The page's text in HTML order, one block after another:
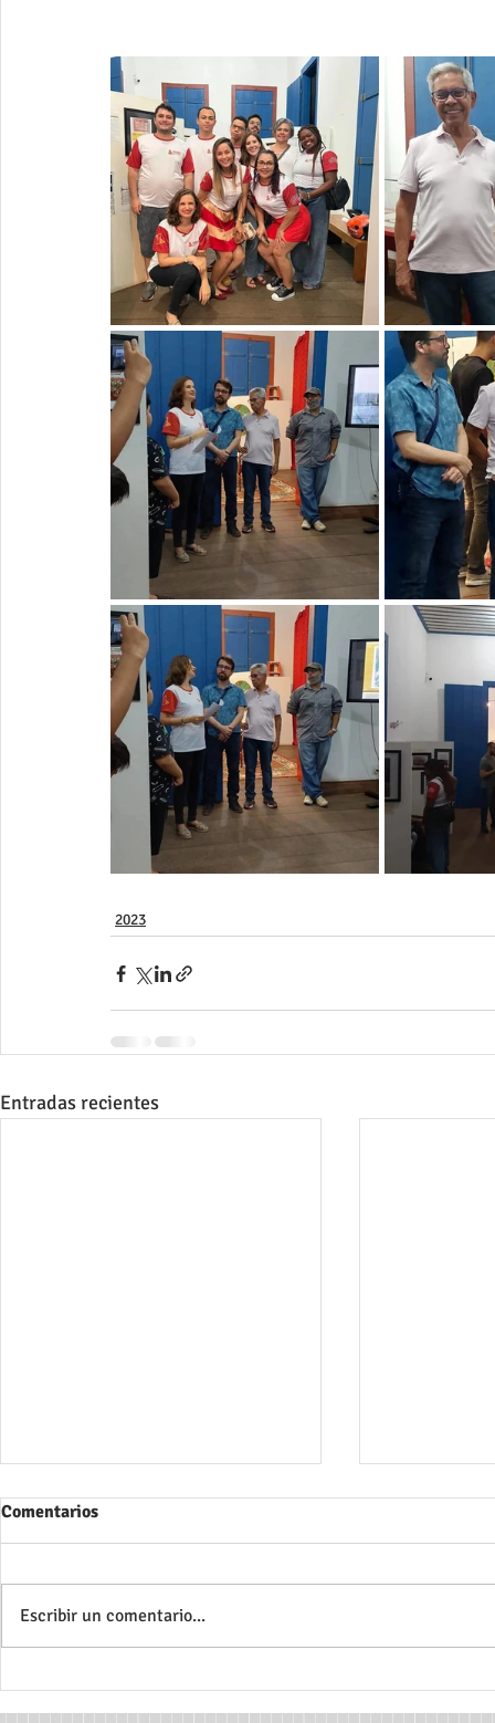
2023
Entradas recientes
Comentarios
Escribir un comentario...